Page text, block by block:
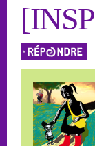
Répondre